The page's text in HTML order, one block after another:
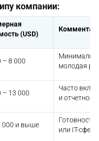
компании:
(USD)
– 8 000
молодая
– 13 000
Часто
и
000 и выше
Готовность
или IT-сфере